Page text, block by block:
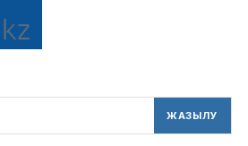
ЖАЗЫЛУ